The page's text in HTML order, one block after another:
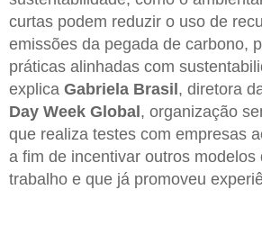
curtas podem reduzir o uso de
emissões da pegada de carbono,
práticas alinhadas com
explica Gabriela Brasil , diretora
Day Week Global , organização
que realiza testes com empresas
a fim de incentivar outros modelos
trabalho e que já promoveu